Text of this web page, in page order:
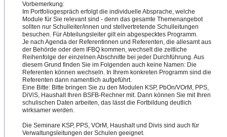
Vorbemerkung:
Im Portfoliogespräch erfolgt die individuelle Absprache, welche
Module für Sie relevant sind - denn das gesamte Themenangebot
sollten nur Schulleiter/innen und stellvertretende Schulleitungen
besuchen. Für Abteilungsleiter gilt ein abgespecktes Programm.
Je nach Agenda der Referentinnen und Referenten, die allesamt aus
der Behörde oder dem IFBQ kommen, wechselt die zeitliche
Reihenfolge der einzelnen Abschnitte bei jeder Durchführung. Aus
diesem Grund finden Sie im Folgenden auch keine Namen: Die
Referenten können wechseln. In Ihrem konkreten Programm sind die
Referenten dann namentlich aufgeführt.
Eine Bitte: Bitte bringen Sie zu den Modulen KSP, PbOn/VOrM, PPS,
DiViS, Haushalt Ihren BSFB-Rechner mit. Dann können Sie mit Ihren
schulischen Daten arbeiten, das lässt die Fortbildung deutlich
wirksamer werden.
Die Seminare KSP, PPS, VOrM, Haushalt und Divis sind auch für
Verwaltungsleitungen der Schulen geeignet.